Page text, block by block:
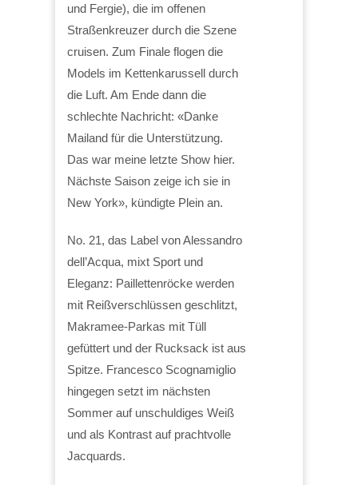
und Fergie), die im offenen
Straßenkreuzer durch die Szene
cruisen. Zum Finale flogen die
Models im Kettenkarussell durch
die Luft. Am Ende dann die
schlechte Nachricht: «Danke
Mailand für die Unterstützung.
Das war meine letzte Show hier.
Nächste Saison zeige ich sie in
New York», kündigte Plein an.
No. 21, das Label von Alessandro
dell’Acqua, mixt Sport und
Eleganz: Paillettenröcke werden
mit Reißverschlüssen geschlitzt,
Makramee-Parkas mit Tüll
gefüttert und der Rucksack ist aus
Spitze. Francesco Scognamiglio
hingegen setzt im nächsten
Sommer auf unschuldiges Weiß
und als Kontrast auf prachtvolle
Jacquards.